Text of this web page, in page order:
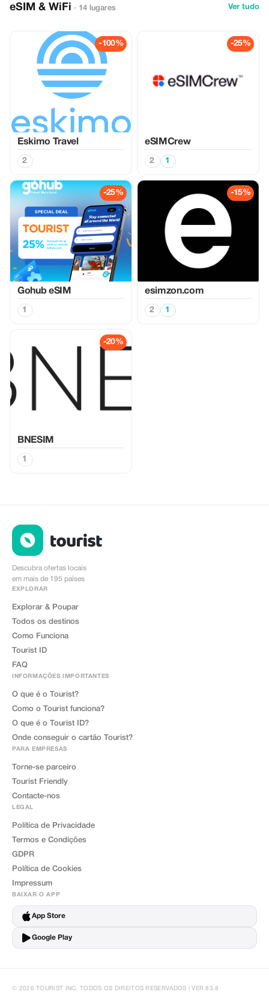
eSIM & WiFi · 14 lugares Ver tudo
-100%
Eskimo Travel
2
-25%
eSIMCrew
2 1
-25%
Gohub eSIM
1
-15%
esimzon.com
2 1
-20%
BNESIM
1
Descubra ofertas locais
em mais de 195 países
EXPLORAR
Explorar & Poupar
Todos os destinos
Como Funciona
Tourist ID
FAQ
INFORMAÇÕES IMPORTANTES
O que é o Tourist?
Como o Tourist funciona?
O que é o Tourist ID?
Onde conseguir o cartão Tourist?
PARA EMPRESAS
Torne-se parceiro
Tourist Friendly
Contacte-nos
LEGAL
Política de Privacidade
Termos e Condições
GDPR
Política de Cookies
Impressum
BAIXAR O APP
App Store
Google Play
© 2026 TOURIST INC. TODOS OS DIREITOS RESERVADOS | VER 83.8